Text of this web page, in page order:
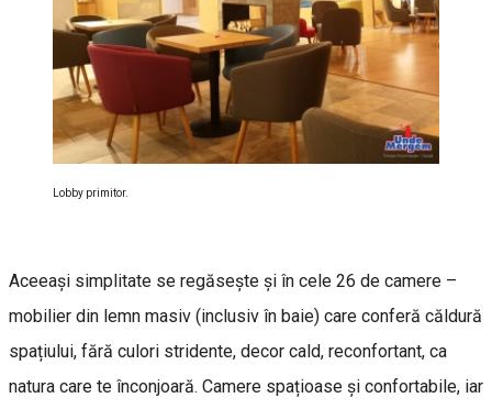
Lobby primitor.
Aceeași simplitate se regăsește și în cele 26 de camere –
mobilier din lemn masiv (inclusiv în baie) care conferă căldură
spațiului, fără culori stridente, decor cald, reconfortant, ca
natura care te înconjoară. Camere spațioase și confortabile, iar